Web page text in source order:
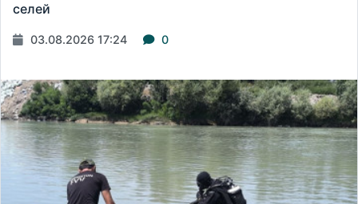
селей
03.08.2026 17:24 0